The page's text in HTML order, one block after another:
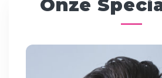
Onze